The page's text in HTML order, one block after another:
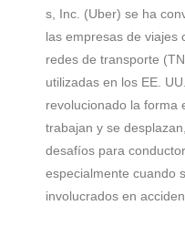
s, Inc. (Uber) se ha
las empresas de viajes
redes de transporte
utilizadas en los EE.
revolucionado la forma
trabajan y se
desafíos para
especialmente cuando
involucrados en